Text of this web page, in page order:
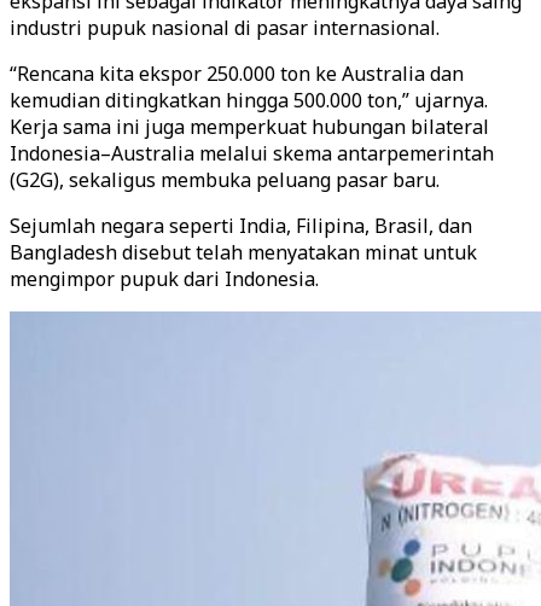
industri pupuk nasional di pasar internasional.
“Rencana kita ekspor 250.000 ton ke Australia dan
kemudian ditingkatkan hingga 500.000 ton,” ujarnya.
Kerja sama ini juga memperkuat hubungan bilateral
Indonesia–Australia melalui skema antarpemerintah
(G2G), sekaligus membuka peluang pasar baru.
Sejumlah negara seperti India, Filipina, Brasil, dan
Bangladesh disebut telah menyatakan minat untuk
mengimpor pupuk dari Indonesia.